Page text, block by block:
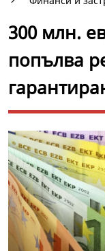
300 млн.
попълва